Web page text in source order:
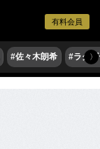
有料会員
#佐々木朗希 #ラグ〉